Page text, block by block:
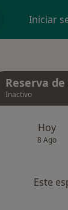
Iniciar
Reserva
Inactivo
Hoy
8 Ago
Este